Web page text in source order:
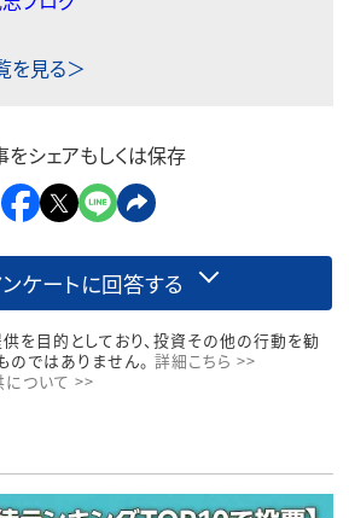
を見る＞
をシェアもしくは保存
ケートに回答する
を目的としており、投資その他の行動を勧
のではありません。 詳細こちら >>
について >>